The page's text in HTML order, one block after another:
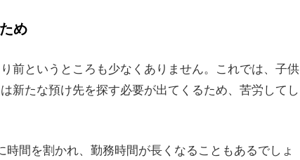
め
前というところも少なくありません。これでは、子供
新たな預け先を探す必要が出てくるため、苦労してし
間を割かれ、勤務時間が長くなることもあるでしょ